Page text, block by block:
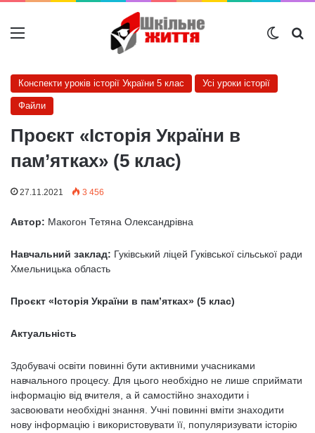
Меню
Конспекти уроків історії України 5 клас Усі уроки історії
Файли
Проєкт «Історія України в
пам’ятках» (5 клас)
27.11.2021 3 456
Автор: Макогон Тетяна Олександрівна
Навчальний заклад: Гуківський ліцей Гуківської сільської ради
Хмельницька область
Проєкт «Історія України в пам’ятках» (5 клас)
Актуальність
Здобувачі освіти повинні бути активними учасниками
навчального процесу. Для цього необхідно не лише сприймати
інформацію від вчителя, а й самостійно знаходити і
засвоювати необхідні знання. Учні повинні вміти знаходити
нову інформацію і використовувати її, популяризувати історію